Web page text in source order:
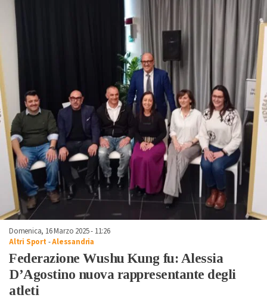
Domenica, 16 Marzo 2025 - 11:26
Altri Sport -Alessandria
Federazione Wushu Kung fu: Alessia
D’Agostino nuova rappresentante degli
atleti